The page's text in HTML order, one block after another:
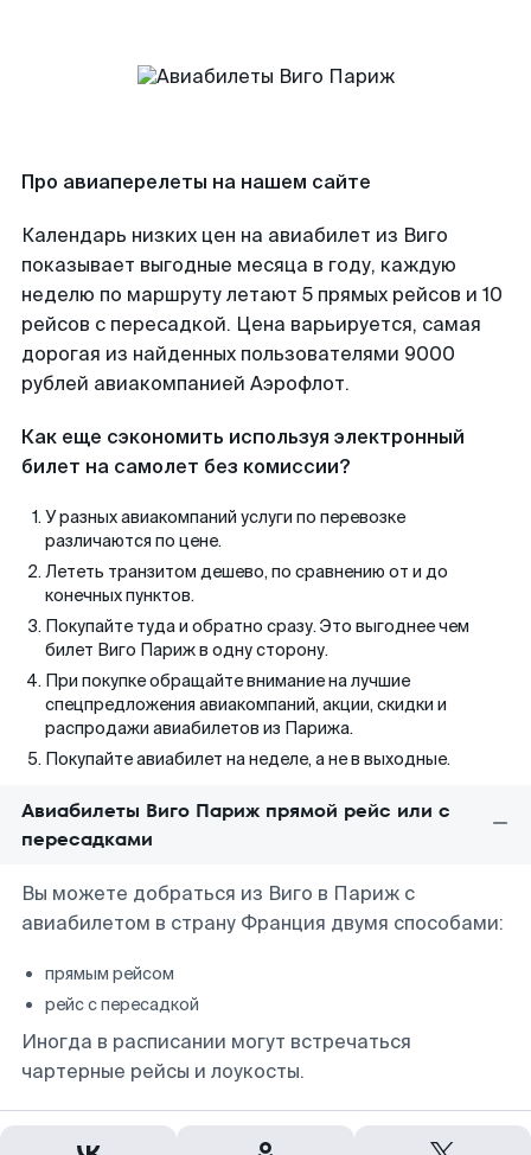
Про авиаперелеты на нашем сайте
Календарь низких цен на авиабилет из Виго
показывает выгодные месяца в году, каждую
неделю по маршруту летают 5 прямых рейсов и 10
рейсов с пересадкой. Цена варьируется, самая
дорогая из найденных пользователями 9000
рублей авиакомпанией Аэрофлот.
Как еще сэкономить используя электронный
билет на самолет без комиссии?
У разных авиакомпаний услуги по перевозке
различаются по цене.
Лететь транзитом дешево, по сравнению от и до
конечных пунктов.
Покупайте туда и обратно сразу. Это выгоднее чем
билет Виго Париж в одну сторону.
При покупке обращайте внимание на лучшие
спецпредложения авиакомпаний, акции, скидки и
распродажи авиабилетов из Парижа.
Покупайте авиабилет на неделе, а не в выходные.
Авиабилеты Виго Париж прямой рейс или с
пересадками
Вы можете добраться из Виго в Париж с
авиабилетом в страну Франция двумя способами:
прямым рейсом
рейс с пересадкой
Иногда в расписании могут встречаться
чартерные рейсы и лоукосты.